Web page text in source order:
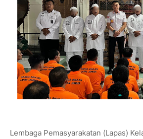
Lembaga Pemasyarakatan (Lapas)